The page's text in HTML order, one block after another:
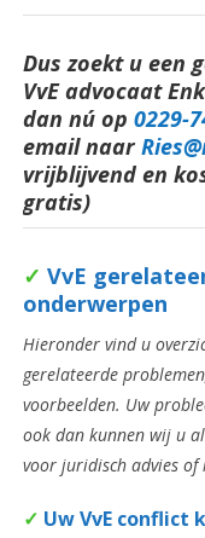
Dus zoekt u een
VvE advocaat
dan nú op 0229-
email naar
vrijblijvend en
gratis)
✓ VvE
onderwerpen
Hieronder vind u
gerelateerde
voorbeelden. Uw
ook dan kunnen wij u
voor juridisch advies of
✓ Uw VvE conflict